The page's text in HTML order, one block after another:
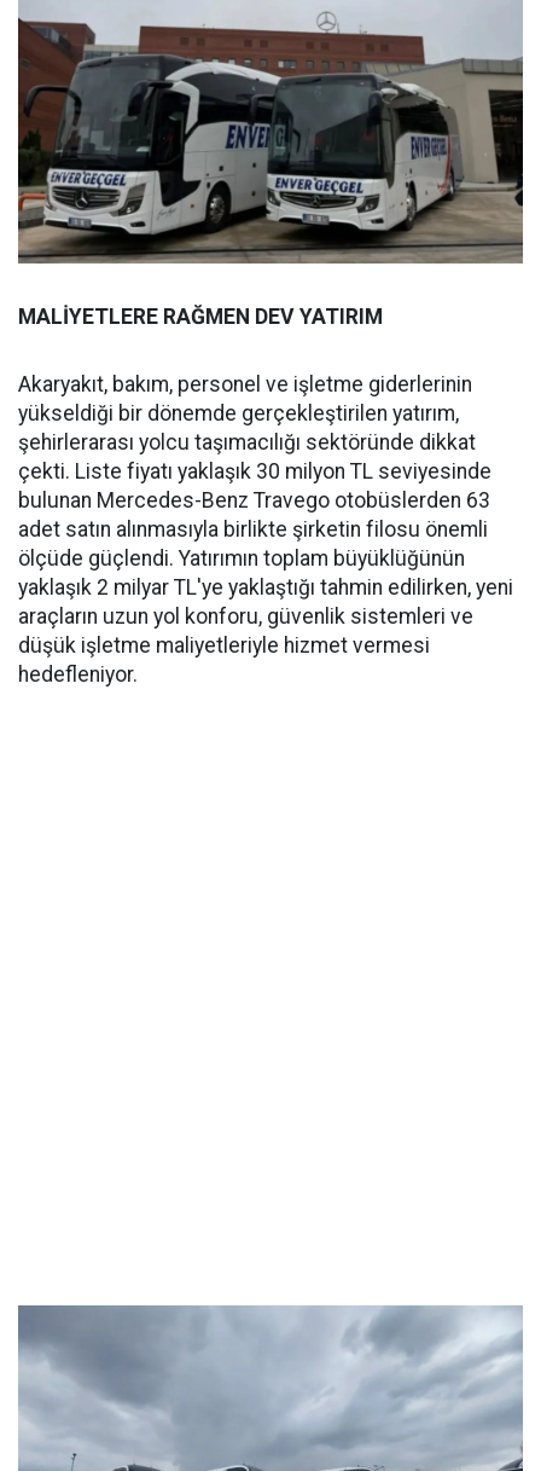
MALİYETLERE RAĞMEN DEV YATIRIM
Akaryakıt, bakım, personel ve işletme giderlerinin
yükseldiği bir dönemde gerçekleştirilen yatırım,
şehirlerarası yolcu taşımacılığı sektöründe dikkat
çekti. Liste fiyatı yaklaşık 30 milyon TL seviyesinde
bulunan Mercedes-Benz Travego otobüslerden 63
adet satın alınmasıyla birlikte şirketin filosu önemli
ölçüde güçlendi. Yatırımın toplam büyüklüğünün
yaklaşık 2 milyar TL'ye yaklaştığı tahmin edilirken, yeni
araçların uzun yol konforu, güvenlik sistemleri ve
düşük işletme maliyetleriyle hizmet vermesi
hedefleniyor.